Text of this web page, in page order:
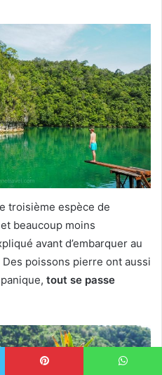
troisième espèce de
beaucoup moins
avant d’embarquer au
poissons pierre ont aussi
tout se passe